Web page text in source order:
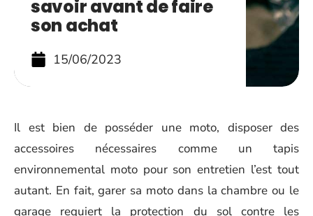
savoir avant de faire
son achat
15/06/2023
Il est bien de posséder une moto, disposer des
accessoires nécessaires comme un tapis
environnemental moto pour son entretien l’est tout
autant. En fait, garer sa moto dans la chambre ou le
garage requiert la protection du sol contre les